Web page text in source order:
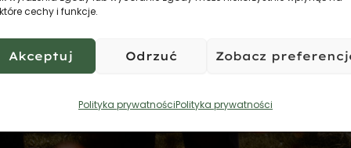
cechy i funkcje.
Akceptuj Odrzuć Zobacz
Polityka prywatnościPolityka prywatności